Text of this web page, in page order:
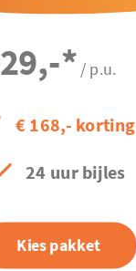
29,-* / p.u.
€ 168,- korting
24 uur bijles
Kies pakket